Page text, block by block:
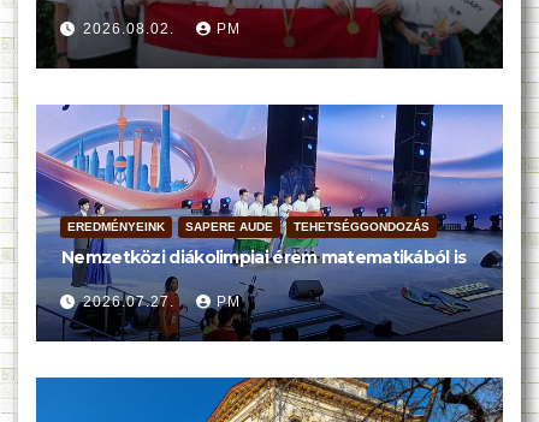
2026.08.02. PM
EREDMÉNYEINK SAPERE AUDE TEHETSÉGGONDOZÁS
Nemzetközi diákolimpiai érem matematikából is
2026.07.27. PM